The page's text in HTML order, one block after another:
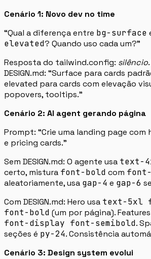
Cenário 1: Novo dev no time
“Qual a diferença entre bg-surface
elevated? Quando uso cada um?”
Resposta do tailwind.config: silêncio
DESIGN.md: “Surface para cards
elevated para cards com elevação
popovers, tooltips.”
Cenário 2: AI agent gerando página
Prompt: “Crie uma landing page com
e pricing cards.”
Sem DESIGN.md: O agente usa text-
certo, mistura font-bold com font-
aleatoriamente, usa gap-4 e gap-6
Com DESIGN.md: Hero usa text-5xl
font-bold (um por página).
font-display font-semibold.
seções é py-24. Consistência
Cenário 3: Design system evolui